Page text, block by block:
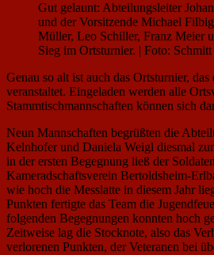
Gut gelaunt: Abteilungsleiter
und der Vorsitzende Michael
Müller, Leo Schiller, Franz Meier
Sieg im Ortsturnier. | Foto: Schmitt
Genau so alt ist auch das Ortsturnier,
veranstaltet. Eingeladen werden alle
Stammtischmannschaften können sich
Neun Mannschaften begrüßten die
Kelnhofer und Daniela Weigl diesmal
in der ersten Begegnung ließ der
Kameradschaftsverein Bertoldsheim-
wie hoch die Messlatte in diesem Jahr
Punkten fertigte das Team die
folgenden Begegnungen konnten hoch
Zeitweise lag die Stocknote, also das
verlorenen Punkten, der Veteranen bei